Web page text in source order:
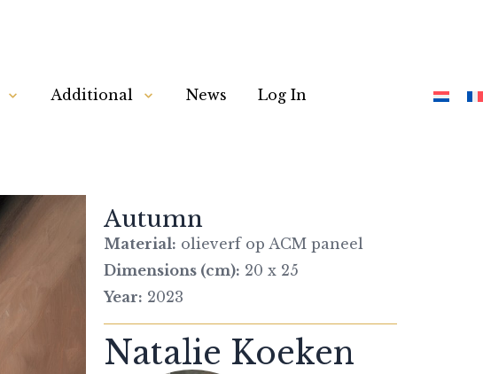
Additional News Log In
Autumn
Material: olieverf op ACM paneel
Dimensions (cm): 20 x 25
Year: 2023
Natalie Koeken